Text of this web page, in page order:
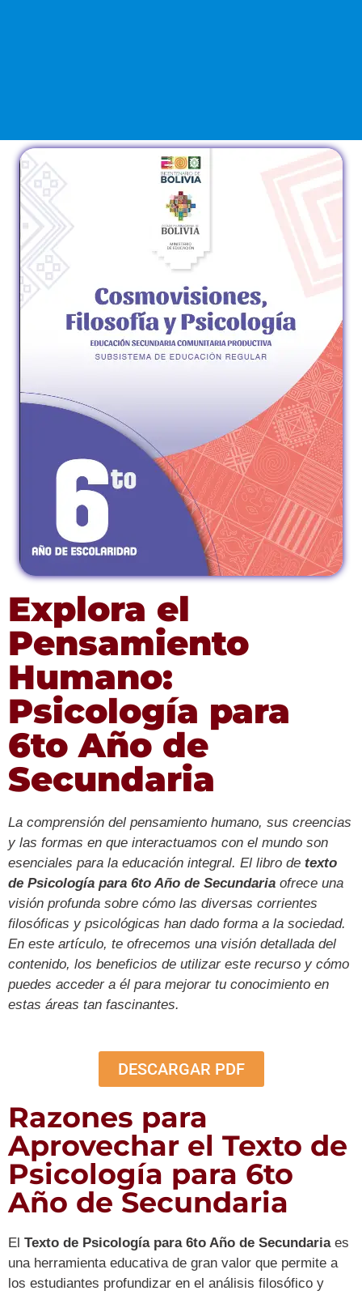
Explora el
Pensamiento
Humano:
Psicología para
6to Año de
Secundaria
La comprensión del pensamiento humano, sus creencias
y las formas en que interactuamos con el mundo son
esenciales para la educación integral. El libro de texto
de Psicología para 6to Año de Secundaria ofrece una
visión profunda sobre cómo las diversas corrientes
filosóficas y psicológicas han dado forma a la sociedad.
En este artículo, te ofrecemos una visión detallada del
contenido, los beneficios de utilizar este recurso y cómo
puedes acceder a él para mejorar tu conocimiento en
estas áreas tan fascinantes.
DESCARGAR PDF
Razones para
Aprovechar el Texto de
Psicología para 6to
Año de Secundaria
El Texto de Psicología para 6to Año de Secundaria es
una herramienta educativa de gran valor que permite a
los estudiantes profundizar en el análisis filosófico y